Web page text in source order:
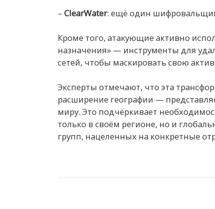
– ClearWater: ещё один
Кроме того, атакующие активно
назначения» — инструменты для
сетей, чтобы маскировать свою
Эксперты отмечают, что эта
расширение географии —
миру. Это подчёркивает
только в своём регионе, но и
групп, нацеленных на конкретные